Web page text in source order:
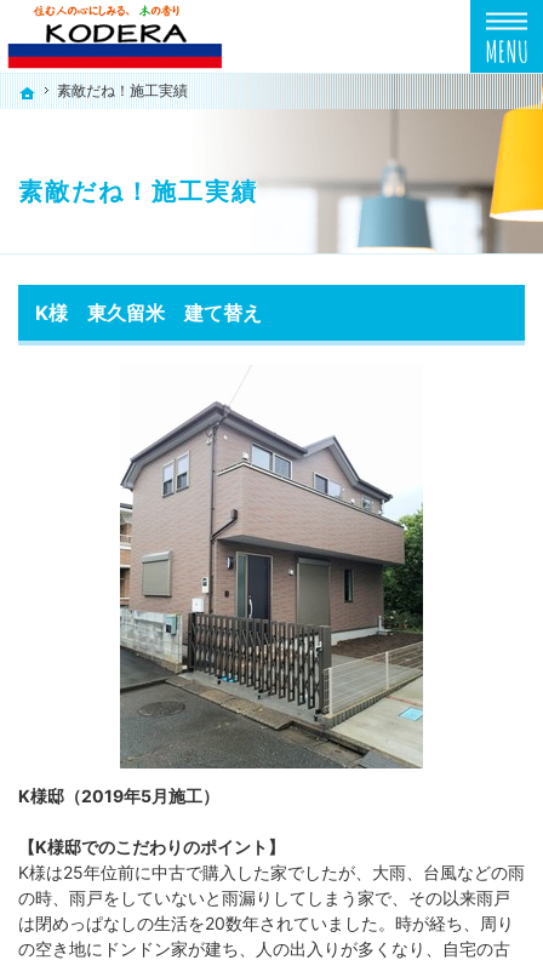
ホーム
素敵だね！施工実績
素敵だね！施工実績
プロの目線からご提案。東京都東久留米市の注文住宅・新築戸建てを手がける工務店なら
東京都東久留米市の新築・注文住宅・新築戸建てを手がける工務店なら小寺工務店
K様 東久留米 建て替え
K様邸（2019年5月施工）
【K様邸でのこだわりのポイント】
K様は25年位前に中古で購入した家でしたが、大雨、台風などの雨
の時、雨戸をしていないと雨漏りしてしまう家で、その以来雨戸
は閉めっぱなしの生活を20数年されていました。時が経ち、周り
の空き地にドンドン家が建ち、人の出入りが多くなり、自宅の古
ホーム
素敵だね！施工実績